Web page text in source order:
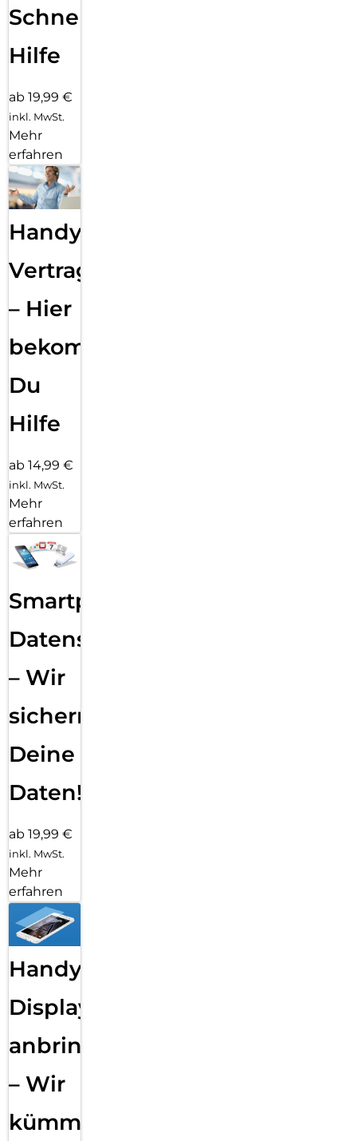
Schnelle
Hilfe
ab 19,99 €
inkl. MwSt.
Mehr
erfahren
Handy
Vertragsabwicklung
– Hier
bekommst
Du
Hilfe
ab 14,99 €
inkl. MwSt.
Mehr
erfahren
Smartphone
Datensicherung
– Wir
sichern
Deine
Daten!
ab 19,99 €
inkl. MwSt.
Mehr
erfahren
Handy
Displayfolie
anbringen
– Wir
kümmern